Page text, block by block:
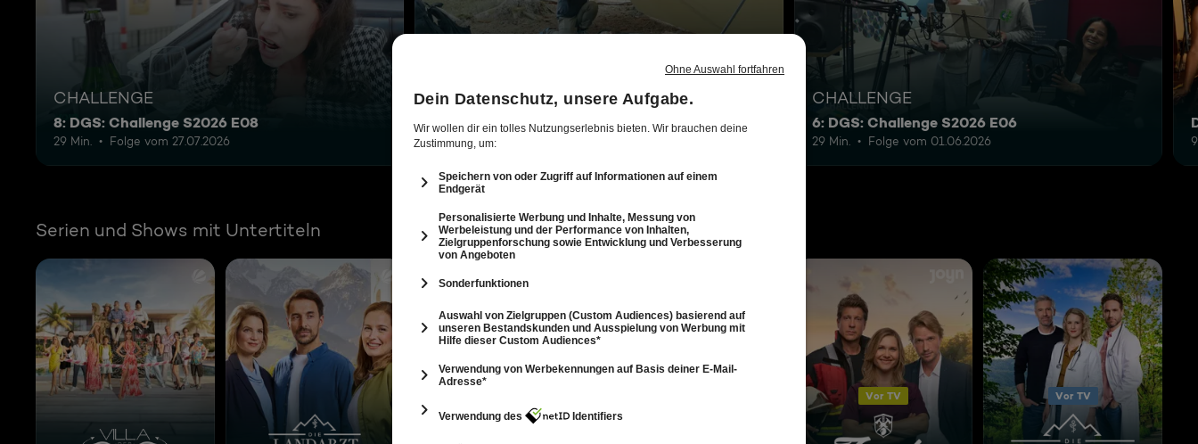
CHALLENGE
8: DGS: Challenge S2026 E08
29 Min. Folge vom 27.07.2026
CHALLENGE
7: DGS: Challenge S2026 E07
29 Min. Folge vom 29.06.2026
CHALLENGE
6: DGS: Challenge S2026 E06
29 Min. Folge vom 01.06.2026
Serien und Shows mit Untertiteln
Vor TV Vor TV